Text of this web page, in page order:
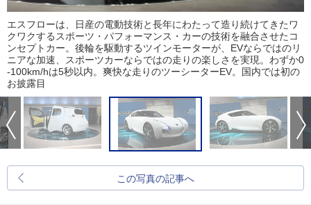
エスフローは、日産の電動技術と長年にわたって造り続けてきたワ
クワクするスポーツ・パフォーマンス・カーの技術を融合させたコ
ンセプトカー。後輪を駆動するツインモーターが、EVならではのリ
ニアな加速、スポーツカーならではの走りの楽しさを実現。わずか0
-100km/hは5秒以内。爽快な走りのツーシーターEV。国内では初の
お披露目
この写真の記事へ